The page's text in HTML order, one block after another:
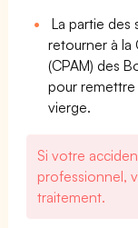
La partie des
retourner à la
(CPAM) des
pour
vierge.
Si votre
professionnel,
traitement.